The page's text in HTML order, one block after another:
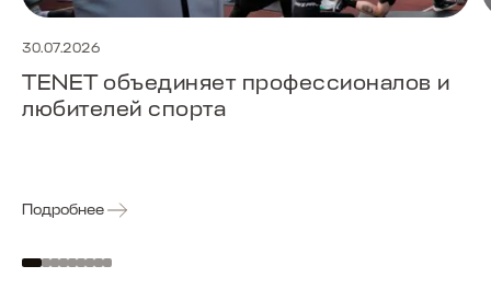
30.07.2026
TENET объединяет профессионалов и
любителей спорта
Подробнее